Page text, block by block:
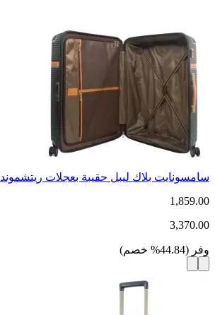
سامسونايت بلاك ليبل حقيبة بعجلات ريتشموند 2
1,859.00
3,370.00
وفر (
44.84
% خصم)